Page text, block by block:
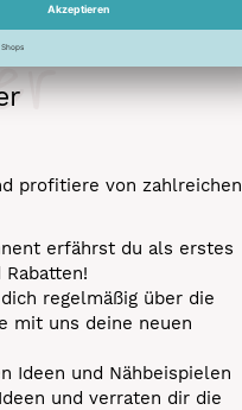
profitiere von zahlreichen
erfährst du als erstes
regelmäßig über die
mit uns deine neuen
Ideen und Nähbeispielen
und verraten dir die